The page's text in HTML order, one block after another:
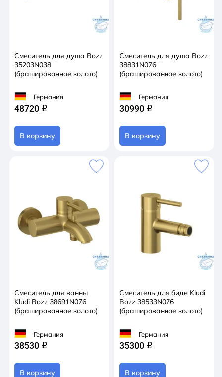
Смеситель для душа Bozz
35203N038
(брашированное золото)
Германия
48720 q
В корзину
Смеситель для душа Bozz
38831N076
(брашированное золото)
Германия
30990 q
В корзину
Смеситель для ванны
Kludi Bozz 38691N076
(брашированное золото)
Германия
38530 q
В корзину
Смеситель для биде Kludi
Bozz 38533N076
(брашированное золото)
Германия
35300 q
В корзину